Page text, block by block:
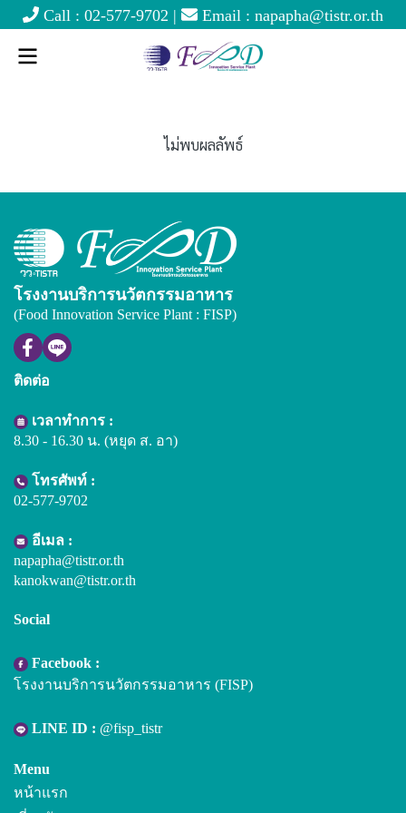
Call : 02-577-9702 | Email : napapha@tistr.or.th
ไม่พบผลลัพธ์
โรงงานบริการนวัตกรรมอาหาร
(Food Innovation Service Plant : FISP)
ติดต่อ
เวลาทำการ :
8.30 - 16.30 น. (หยุด ส. อา)
โทรศัพท์ :
02-577-9702
อีเมล :
napapha@tistr.or.th
kanokwan@tistr.or.th
Social
Facebook :
โรงงานบริการนวัตกรรมอาหาร (FISP)
LINE ID : @fisp_tistr
Menu
หน้าแรก